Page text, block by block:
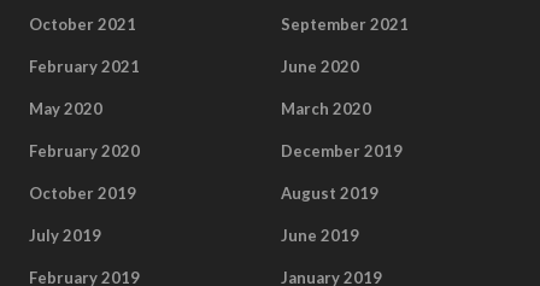
October 2021 September 2021
February 2021 June 2020
May 2020 March 2020
February 2020 December 2019
October 2019 August 2019
July 2019 June 2019
February 2019 January 2019